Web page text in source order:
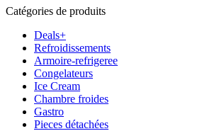
Catégories de produits
Deals+
Refroidissements
Armoire-refrigeree
Congelateurs
Ice Cream
Chambre froides
Gastro
Pieces détachées